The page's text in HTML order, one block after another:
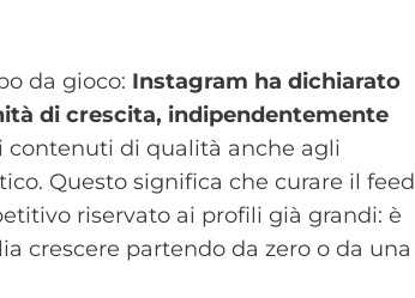
da gioco: Instagram ha dichiarato
di crescita, indipendentemente
contenuti di qualità anche agli
Questo significa che curare il feed
riservato ai profili già grandi: è
crescere partendo da zero o da una